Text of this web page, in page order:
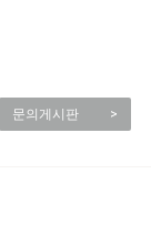
문의게시판 >